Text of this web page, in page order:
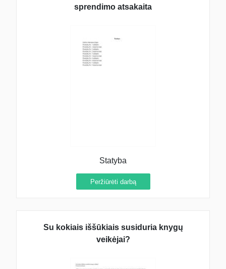
sprendimo atsakaita
Statyba
Peržiūrėti darbą
Su kokiais iššūkiais susiduria knygų
veikėjai?